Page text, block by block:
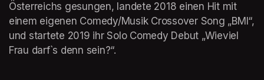
Österreichs gesungen, landete 2018 einen Hit mit
einem eigenen Comedy/Musik Crossover Song „BMI“,
und startete 2019 ihr Solo Comedy Debut „Wieviel
Frau darf`s denn sein?“.